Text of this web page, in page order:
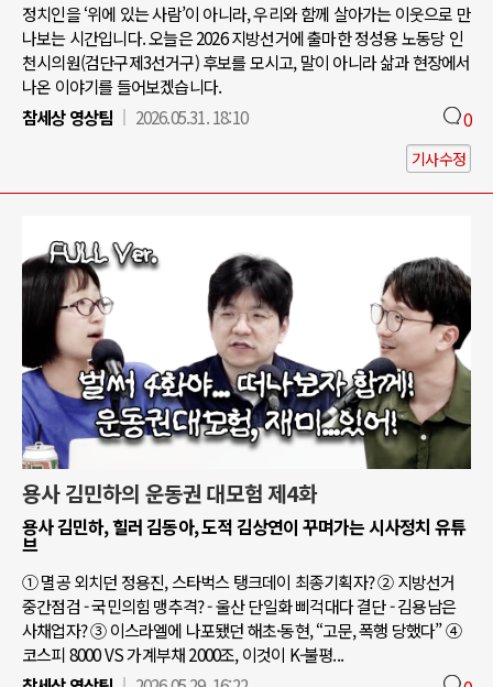
정치인을 ‘위에 있는 사람’이 아니라, 우리와 함께 살아가는 이웃으로 만
나보는 시간입니다. 오늘은 2026 지방선거에 출마한 정성용 노동당 인
천시의원(검단구제3선거구) 후보를 모시고, 말이 아니라 삶과 현장에서
나온 이야기를 들어보겠습니다.
참세상 영상팀
2026.05.31. 18:10 0
기사수정
용사 김민하의 운동권 대모험 제4화
용사 김민하, 힐러 김동아, 도적 김상연이 꾸며가는 시사정치 유튜
브
① 멸공 외치던 정용진, 스타벅스 탱크데이 최종기획자? ② 지방선거
중간점검 - 국민의힘 맹추격? - 울산 단일화 삐걱대다 결단 - 김용남은
사채업자? ③ 이스라엘에 나포됐던 해초·동현, “고문, 폭행 당했다” ④
코스피 8000 VS 가계부채 2000조, 이것이 K-불평...